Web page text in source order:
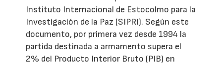
Instituto Internacional de Estocolmo para la
Investigación de la Paz (SIPRI). Según este
documento, por primera vez desde 1994 la
partida destinada a armamento supera el
2% del Producto Interior Bruto (PIB) en